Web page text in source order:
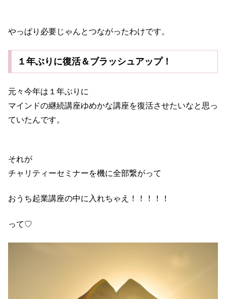
やっぱり必要じゃんとつながったわけです。
１年ぶりに復活＆ブラッシュアップ！
元々今年は１年ぶりに
マインドの継続講座ゆめかな講座を復活させたいなと思っ
ていたんです。
それが
チャリティーセミナーを機に全部繋がって
おうち起業講座の中に入れちゃえ！！！！！
って♡